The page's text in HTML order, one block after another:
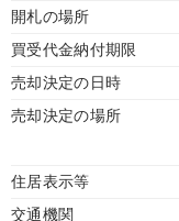
開札の場所
買受代金納付期限
売却決定の日時
売却決定の場所
住居表示等
交通機関